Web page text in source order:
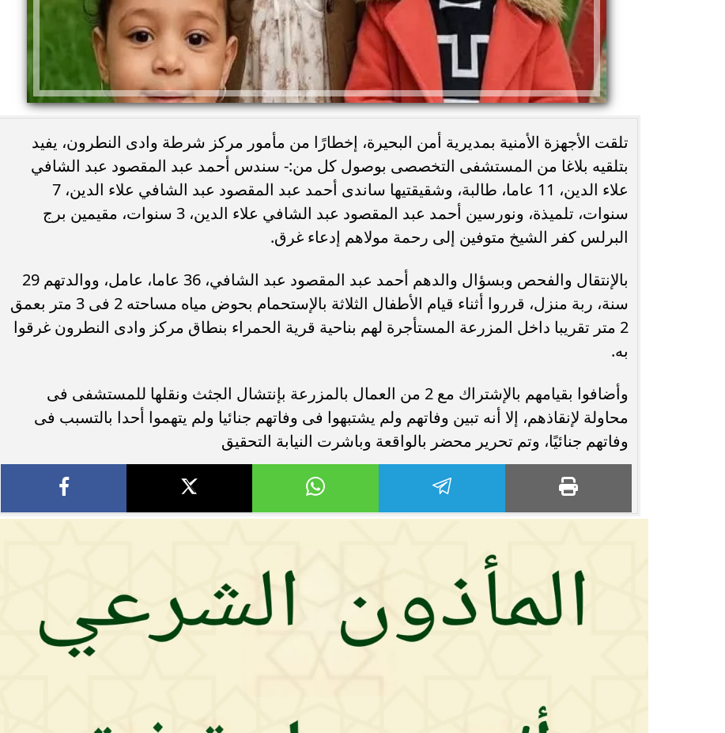
تلقت الأجهزة الأمنية بمديرية أمن البحيرة، إخطارًا من مأمور مركز شرطة وادى النطرون، يفيد
بتلقيه بلاغا من المستشفى التخصصى بوصول كل من:- سندس أحمد عبد المقصود عبد الشافي
علاء الدين، 11 عاما، طالبة، وشقيقتيها ساندى أحمد عبد المقصود عبد الشافي علاء الدين، 7
سنوات، تلميذة، ونورسين أحمد عبد المقصود عبد الشافي علاء الدين، 3 سنوات، مقيمين برج
البرلس كفر الشيخ متوفين إلى رحمة مولاهم إدعاء غرق.
بالإنتقال والفحص وبسؤال والدهم أحمد عبد المقصود عبد الشافي، 36 عاما، عامل، ووالدتهم 29
سنة، ربة منزل، قرروا أثناء قيام الأطفال الثلاثة بالإستحمام بحوض مياه مساحته 2 فى 3 متر بعمق
2 متر تقريبا داخل المزرعة المستأجرة لهم بناحية قرية الحمراء بنطاق مركز وادى النطرون غرقوا
به.
وأضافوا بقيامهم بالإشتراك مع 2 من العمال بالمزرعة بإنتشال الجثث ونقلها للمستشفى فى
محاولة لإنقاذهم، إلا أنه تبين وفاتهم ولم يشتبهوا فى وفاتهم جنائيا ولم يتهموا أحدا بالتسبب فى
وفاتهم جنائيًا، وتم تحرير محضر بالواقعة وباشرت النيابة التحقيق
محافظ أسيوط : حملات مكثفة لرفع
الإشغالات بحي شرق لإعادة الانضباط
وتحقيق...
رحلت في أثناء أداء رسالتها.. وفاة ممرضة
بمستشفى بني عبيد والأهالي ينعونها
محافظ القاهرة يعتمد جدول إمتحانات الدور
الثاني للعام الدراسي ٢٠٢٥...